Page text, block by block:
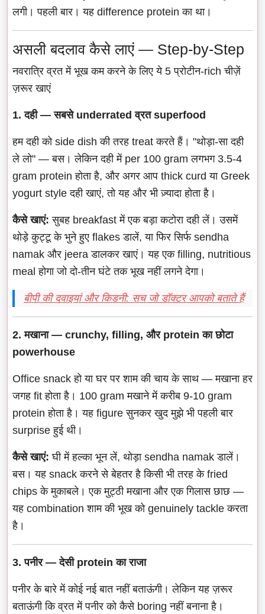
लगी। पहली बार। यह difference protein का था।
असली बदलाव कैसे लाएं — Step-by-Step
नवरात्रि व्रत में भूख कम करने के लिए ये 5 प्रोटीन-rich चीज़ें
ज़रूर खाएं
1. दही — सबसे underrated व्रत superfood
हम दही को side dish की तरह treat करते हैं। "थोड़ा-सा दही
ले लो" — बस। लेकिन दही में per 100 gram लगभग 3.5-4
gram protein होता है, और अगर आप thick curd या Greek
yogurt style दही खाएं, तो यह और भी ज़्यादा होता है।
कैसे खाएं: सुबह breakfast में एक बड़ा कटोरा दही लें। उसमें
थोड़े कुट्टू के भुने हुए flakes डालें, या फिर सिर्फ sendha
namak और jeera डालकर खाएं। यह एक filling, nutritious
meal होगा जो दो-तीन घंटे तक भूख नहीं लगने देगा।
बीपी की दवाइयां और किडनी: सच जो डॉक्टर आपको बताते हैं
2. मखाना — crunchy, filling, और protein का छोटा
powerhouse
Office snack हो या घर पर शाम की चाय के साथ — मखाना हर
जगह fit होता है। 100 gram मखाने में करीब 9-10 gram
protein होता है। यह figure सुनकर खुद मुझे भी पहली बार
surprise हुई थी।
कैसे खाएं: घी में हल्का भून लें, थोड़ा sendha namak डालें।
बस। यह snack करने से बेहतर है किसी भी तरह के fried
chips के मुकाबले। एक मुट्ठी मखाना और एक गिलास छाछ —
यह combination शाम की भूख को genuinely tackle करता
है।
3. पनीर — देसी protein का राजा
पनीर के बारे में कोई नई बात नहीं बताऊंगी। लेकिन यह ज़रूर
बताऊंगी कि व्रत में पनीर को कैसे boring नहीं बनाना है।